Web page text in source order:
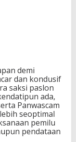
demi
dan kondusif
saksi paslon
ada,
Panwascam
seoptimal
pemilu
pendataan